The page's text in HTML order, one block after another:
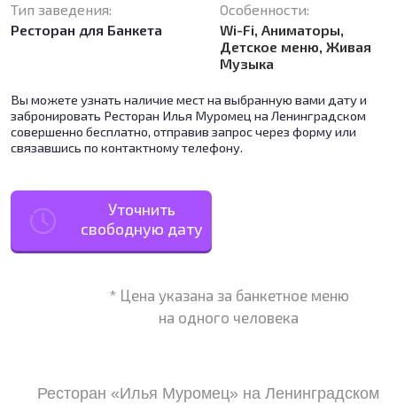
Тип заведения:
Ресторан для Банкета
Особенности:
Wi-Fi, Аниматоры,
Детское меню, Живая
Музыка
Вы можете узнать наличие мест на выбранную вами дату и
забронировать Ресторан Илья Муромец на Ленинградском
совершенно бесплатно, отправив запрос через форму или
связавшись по контактному телефону.
Уточнить
свободную дату
* Цена указана за банкетное меню
на одного человека
Ресторан «Илья Муромец» на Ленинградском